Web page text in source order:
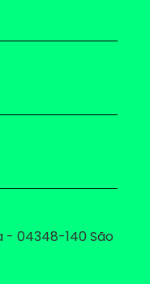
- 04348-140 São